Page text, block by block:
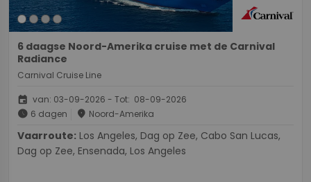
6 daagse Noord-Amerika cruise met de Carnival
Radiance
Carnival Cruise Line
event van: 03-09-2026 - Tot: 08-09-2026
schedule 6 dagen place Noord-Amerika
Vaarroute:
Dag op Zee, Ensenada, Los Angeles